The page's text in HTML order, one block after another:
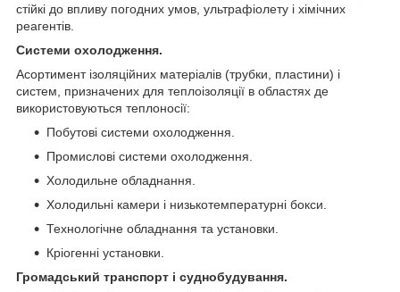
стійкі до впливу погодних умов, ультрафіолету і хімічних
реагентів.
Системи охолодження.
Асортимент ізоляційних матеріалів (трубки, пластини) і
систем, призначених для теплоізоляції в областях де
використовуються теплоносії:
Побутові системи охолодження.
Промислові системи охолодження.
Холодильне обладнання.
Холодильні камери і низькотемпературні бокси.
Технологічне обладнання та установки.
Кріогенні установки.
Громадський транспорт і суднобудування.